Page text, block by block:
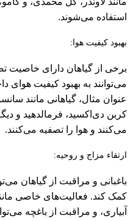
استفاده می‌شوند.
بهبود کیفیت هوا:
برخی از گیاهان دارای خاصیت
می‌توانند به بهبود کیفیت هوای
عنوان مثال، گیاهانی مانند
کربن دی‌اکسید، فرمالدهید و
می‌کنند و هوا را تصفیه می‌کنند.
ارتقاء مزاج و روحیه:
باغبانی و مراقبت از گیاهان
کمک کند. فعالیت‌های خاصی
آبیاری، و مراقبت از باغچه